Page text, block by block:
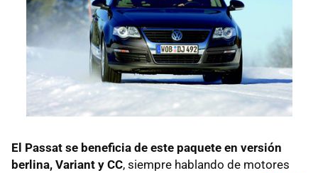
El Passat se beneficia de este paquete en versión
berlina, Variant y CC, siempre hablando de motores